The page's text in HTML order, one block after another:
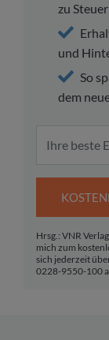
zu
und
So
dem
Hrsg.: VNR
mich zum
sich jederzeit
0228-9550-100